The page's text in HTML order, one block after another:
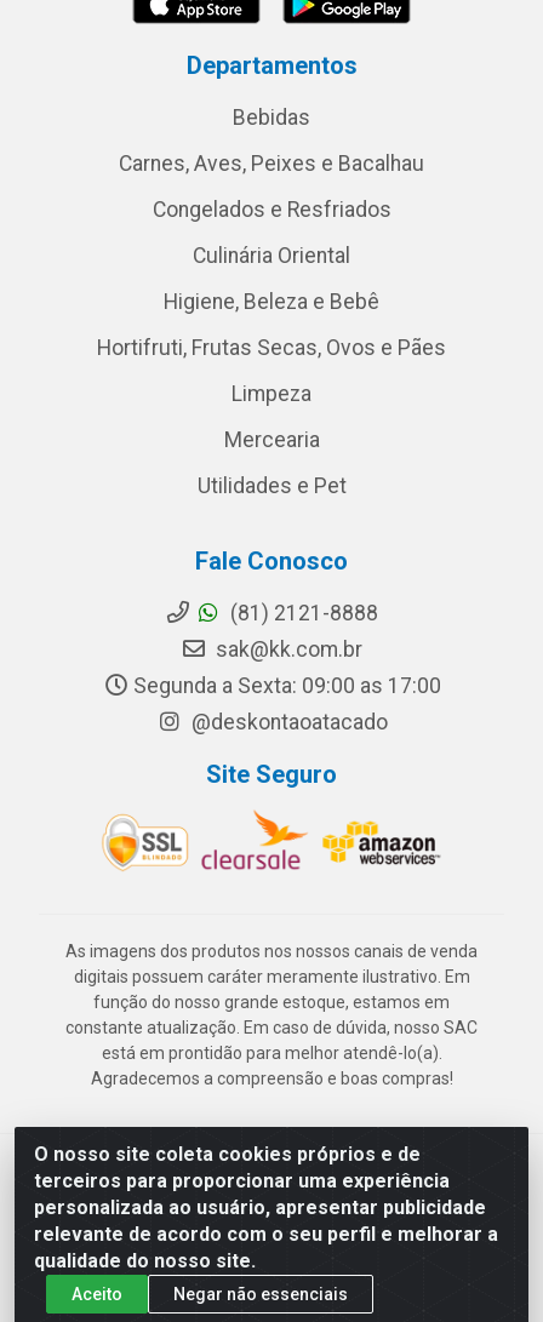
O nosso site coleta cookies próprios e de
terceiros para proporcionar uma experiência
personalizada ao usuário, apresentar publicidade
relevante de acordo com o seu perfil e melhorar a
qualidade do nosso site.
Aceito Negar não essenciais
Departamentos
Bebidas
Carnes, Aves, Peixes e Bacalhau
Congelados e Resfriados
Culinária Oriental
Higiene, Beleza e Bebê
Hortifruti, Frutas Secas, Ovos e Pães
Limpeza
Mercearia
Utilidades e Pet
Fale Conosco
(81) 2121-8888
sak@kk.com.br
Segunda a Sexta: 09:00 as 17:00
@deskontaoatacado
Site Seguro
As imagens dos produtos nos nossos canais de venda
digitais possuem caráter meramente ilustrativo. Em
função do nosso grande estoque, estamos em
constante atualização. Em caso de dúvida, nosso SAC
está em prontidão para melhor atendê-lo(a).
Agradecemos a compreensão e boas compras!
Deskontão Atacado - Av. Marechal Mascarenhas de Morais, 2471 -
Imbiribeira - Recife/PE - CEP 51.150-001 - CNPJ 24.150.377/0003-
57